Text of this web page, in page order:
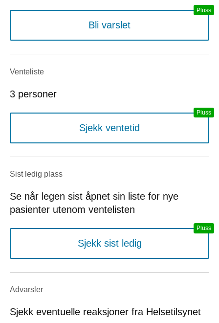
Bli varslet
Venteliste
3 personer
Sjekk ventetid
Sist ledig plass
Se når legen sist åpnet sin liste for nye
pasienter utenom ventelisten
Sjekk sist ledig
Advarsler
Sjekk eventuelle reaksjoner fra Helsetilsynet